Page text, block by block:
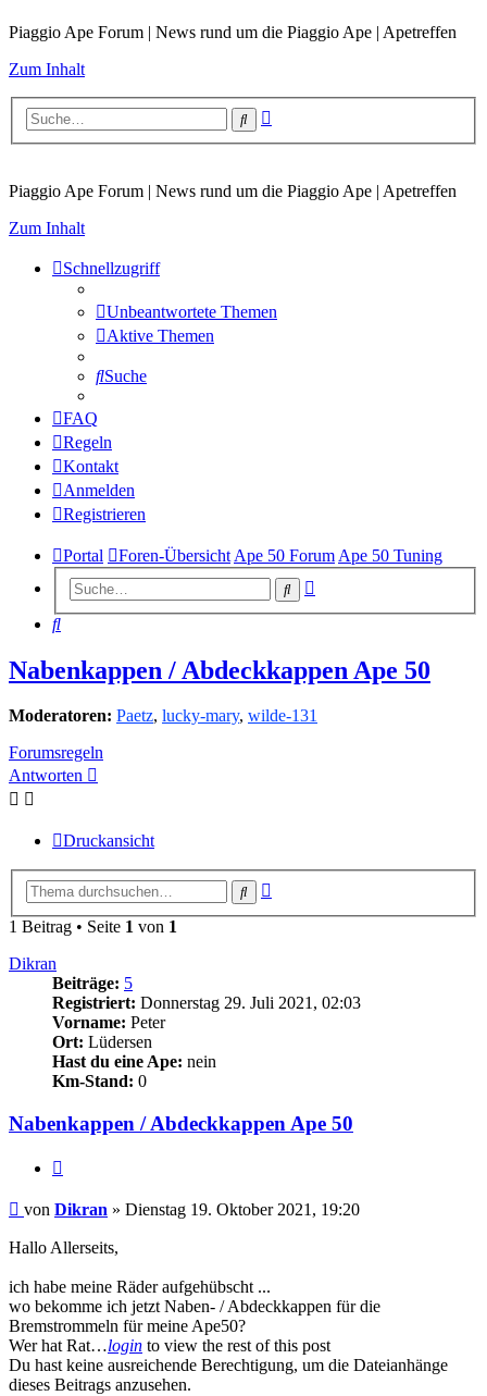
Piaggio Ape Forum | News rund um die Piaggio Ape | Apetreffen
Zum Inhalt
Suche
Piaggio Ape Forum | News rund um die Piaggio Ape | Apetreffen
Zum Inhalt
Schnellzugriff
Unbeantwortete Themen
Aktive Themen
Suche
FAQ
Regeln
Kontakt
Anmelden
Registrieren
Portal Foren-Übersicht Ape 50 Forum Ape 50 Tuning
Suche
Suche
Nabenkappen / Abdeckkappen Ape 50
Moderatoren: Paetz, lucky-mary, wilde-131
Forumsregeln
Antworten
Druckansicht
Suche
1 Beitrag • Seite 1 von 1
Dikran
Beiträge: 5
Registriert: Donnerstag 29. Juli 2021, 02:03
Vorname: Peter
Ort: Lüdersen
Hast du eine Ape: nein
Km-Stand: 0
Nabenkappen / Abdeckkappen Ape 50
Beitrag
von Dikran » Dienstag 19. Oktober 2021, 19:20
Hallo Allerseits,
ich habe meine Räder aufgehübscht ...
wo bekomme ich jetzt Naben- / Abdeckkappen für die
Bremstrommeln für meine Ape50?
Wer hat Rat…login to view the rest of this post
Du hast keine ausreichende Berechtigung, um die Dateianhänge
dieses Beitrags anzusehen.